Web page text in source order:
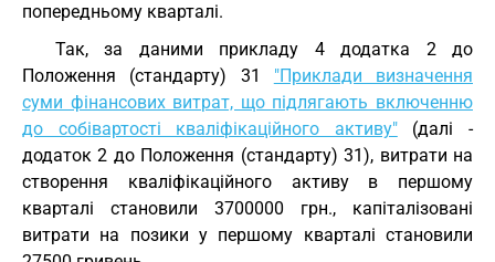
попередньому кварталі.
Так, за даними прикладу 4 додатка 2 до
Положення (стандарту) 31 "Приклади визначення
суми фінансових витрат, що підлягають включенню
до собівартості кваліфікаційного активу"(далі -
додаток 2 до Положення (стандарту) 31), витрати на
створення кваліфікаційного активу в першому
кварталі становили 3700000 грн., капіталізовані
витрати на позики у першому кварталі становили